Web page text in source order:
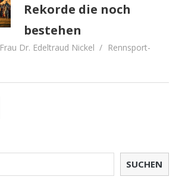
Rekorde die noch
bestehen
Frau Dr. Edeltraud Nickel
Rennsport-
SUCHEN